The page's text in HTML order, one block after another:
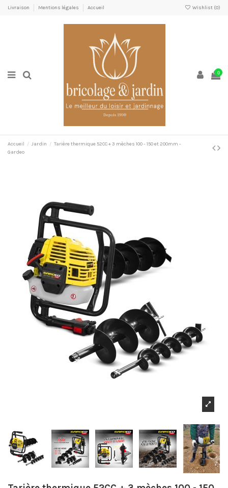
Livraison Mentions légales Accueil Wishlist (0)
0
Accueil Jardin
Tarière thermique 52CC + 3 mèches 100 - 150 et 200mm -
Gardeo